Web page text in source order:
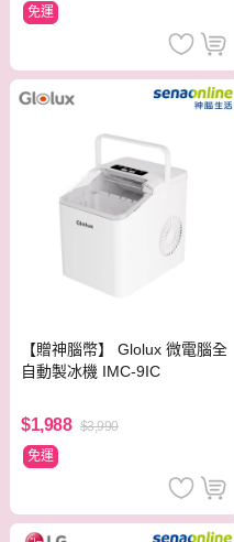
免運
【贈神腦幣】 Glolux 微電腦全
自動製冰機 IMC-9IC
$1,988 $3,990
免運